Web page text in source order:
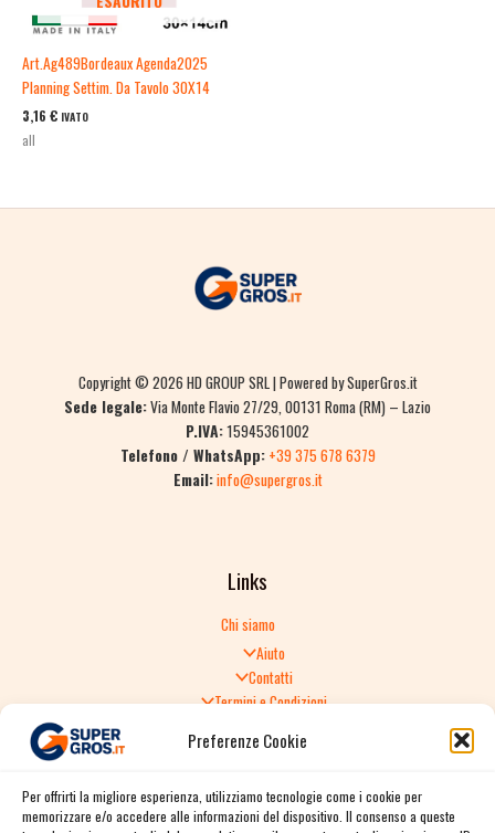
Preferenze Cookie
Per offrirti la migliore esperienza, utilizziamo tecnologie come i cookie per
memorizzare e/o accedere alle informazioni del dispositivo. Il consenso a queste
Art.Ag489Bordeaux Agenda2025
Planning Settim. Da Tavolo 30X14
3,16 € IVATO
all
Copyright © 2026 HD GROUP SRL | Powered by SuperGros.it
Sede legale:Via Monte Flavio 27/29, 00131 Roma (RM) – Lazio
P.IVA:15945361002
Telefono / WhatsApp: +39 375 678 6379
Email:info@supergros.it
Links
Chi siamo
Aiuto
Contatti
Termini e Condizioni
Politica di Reso
Spedizione e consegna
Informativa sulla Privacy